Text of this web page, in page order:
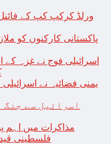
ورلڈ کرکپ کپ کے فائنل
پاکستانی کارکنوں کو
اسرائیلی فوج نے غزہ کے
یمنی فضائیہ نے
اسرائیل سے جنگ
مذاکرات میں اہم
فلسطینی